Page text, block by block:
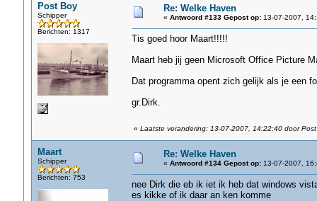
Post Boy
Schipper
Berichten: 1317
Re: Welke Haven
« Antwoord #133 Gepost op:13-07-2007,
Tis goed hoor Maart!!!!!
Maart heb jij geen Microsoft Office Picture
Dat programma opent zich gelijk als je een
gr.Dirk.
« Laatste verandering: 13-07-2007, 14:22:40 door
Maart
Schipper
Berichten: 753
Re: Welke Haven
« Antwoord #134 Gepost op:13-07-2007,
nee Dirk die eb ik iet ik heb dat windows
es kikke of ik daar an ken komme